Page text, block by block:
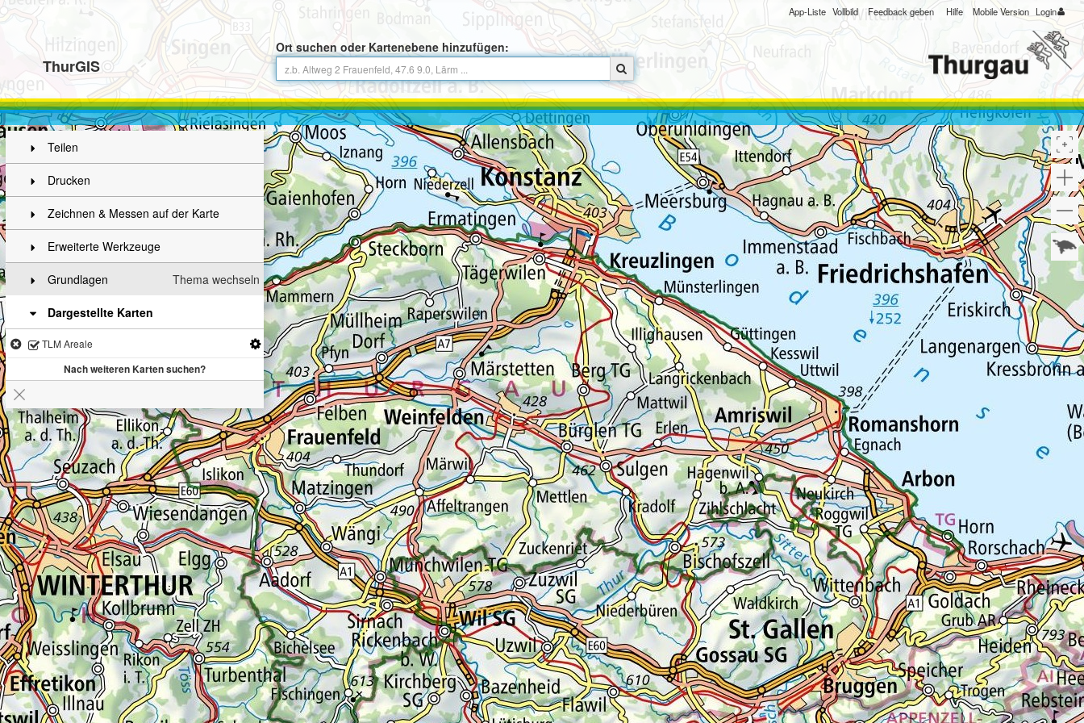
ThurGIS
Ort suchen oder Kartenebene hinzufügen:
App-Liste Vollbild Feedback geben Hilfe Mobile Version Login
Teilen
Drucken
Zeichnen & Messen auf der Karte
Erweiterte Werkzeuge
Thema wechseln
Grundlagen
Dargestellte Karten
TLM Areale
Nach weiteren Karten suchen?